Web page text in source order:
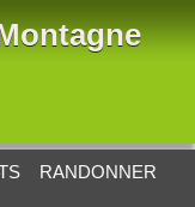
RANDONNER